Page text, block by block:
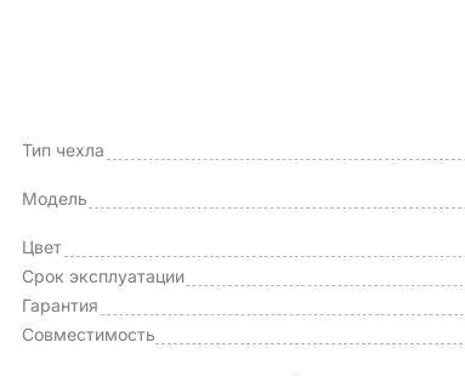
Тип чехла
Модель
Цвет
Срок эксплуатации
Гарантия
Совместимость